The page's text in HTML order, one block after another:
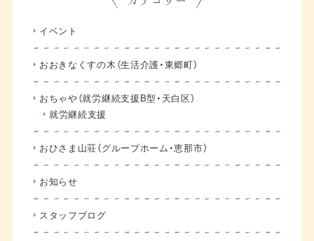
イベント
おおきなくすの木（生活介護・東郷町）
おちゃや（就労継続支援B型・天白区）
就労継続支援
おひさま山荘（グループホーム・恵那市）
お知らせ
スタッフブログ